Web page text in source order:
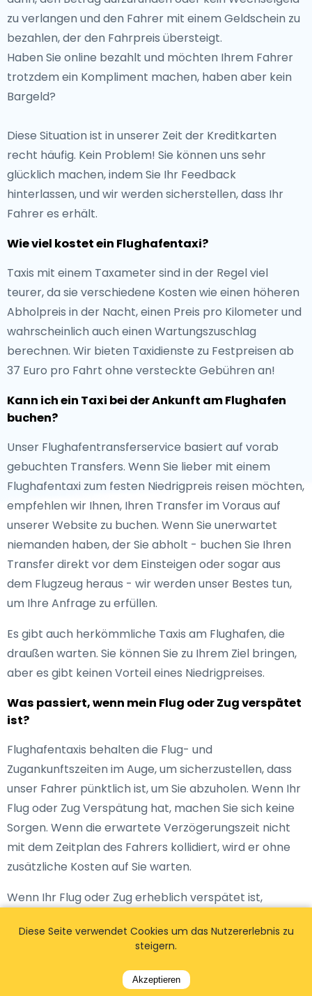
zu verlangen und den Fahrer mit einem Geldschein zu
bezahlen, der den Fahrpreis übersteigt.
Haben Sie online bezahlt und möchten Ihrem Fahrer
trotzdem ein Kompliment machen, haben aber kein
Bargeld?
Diese Situation ist in unserer Zeit der Kreditkarten
recht häufig. Kein Problem! Sie können uns sehr
glücklich machen, indem Sie Ihr Feedback
hinterlassen, und wir werden sicherstellen, dass Ihr
Fahrer es erhält.
Wie viel kostet ein Flughafentaxi?
Taxis mit einem Taxameter sind in der Regel viel
teurer, da sie verschiedene Kosten wie einen höheren
Abholpreis in der Nacht, einen Preis pro Kilometer und
wahrscheinlich auch einen Wartungszuschlag
berechnen. Wir bieten Taxidienste zu Festpreisen ab
37 Euro pro Fahrt ohne versteckte Gebühren an!
Kann ich ein Taxi bei der Ankunft am Flughafen
buchen?
Unser Flughafentransferservice basiert auf vorab
gebuchten Transfers. Wenn Sie lieber mit einem
Flughafentaxi zum festen Niedrigpreis reisen möchten,
empfehlen wir Ihnen, Ihren Transfer im Voraus auf
unserer Website zu buchen. Wenn Sie unerwartet
niemanden haben, der Sie abholt - buchen Sie Ihren
Transfer direkt vor dem Einsteigen oder sogar aus
dem Flugzeug heraus - wir werden unser Bestes tun,
um Ihre Anfrage zu erfüllen.
Es gibt auch herkömmliche Taxis am Flughafen, die
draußen warten. Sie können Sie zu Ihrem Ziel bringen,
aber es gibt keinen Vorteil eines Niedrigpreises.
Was passiert, wenn mein Flug oder Zug verspätet
ist?
Flughafentaxis behalten die Flug- und
Zugankunftszeiten im Auge, um sicherzustellen, dass
unser Fahrer pünktlich ist, um Sie abzuholen. Wenn Ihr
Flug oder Zug Verspätung hat, machen Sie sich keine
Sorgen. Wenn die erwartete Verzögerungszeit nicht
mit dem Zeitplan des Fahrers kollidiert, wird er ohne
zusätzliche Kosten auf Sie warten.
Wenn Ihr Flug oder Zug erheblich verspätet ist,
und Sie pünktlich abholen!Unser Fahrer wird sich mit
Ihnen in Verbindung setzen, um Ihre Sorgen zu
ersparen. Es fallen auch keine zusätzlichen Kosten an.
Diese Seite verwendet Cookies um das Nutzererlebnis zu
steigern.
Akzeptieren